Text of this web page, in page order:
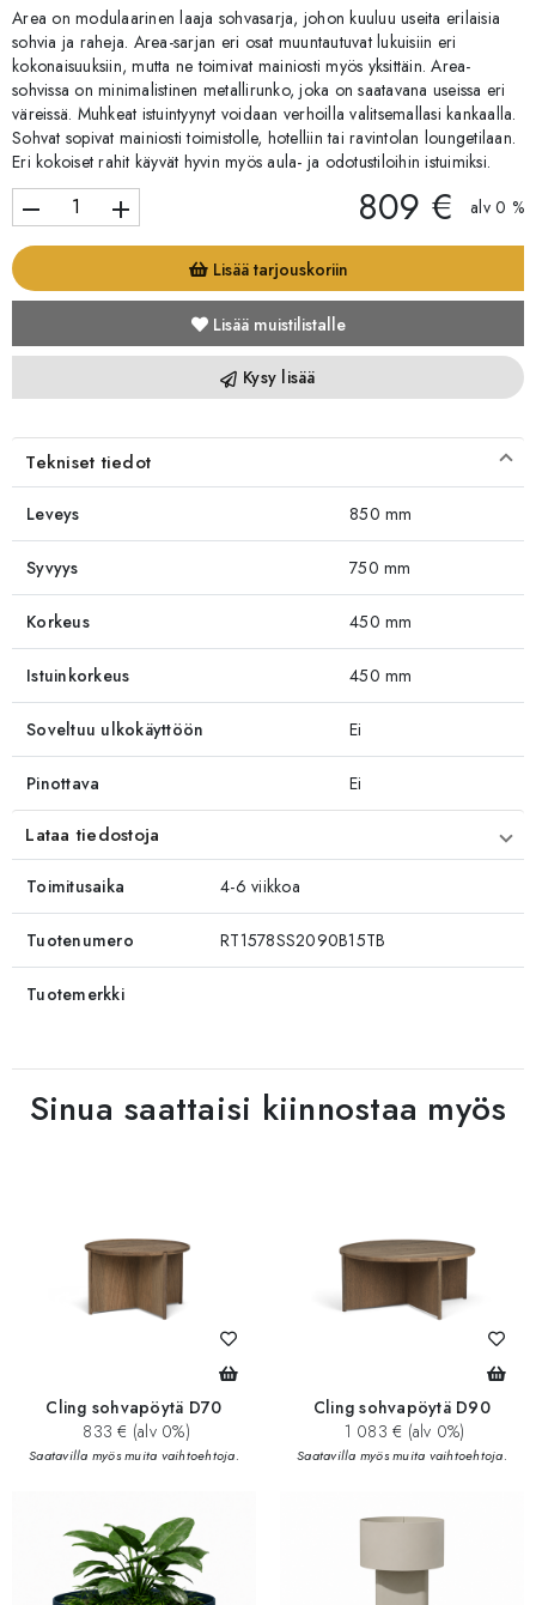
Area on modulaarinen laaja sohvasarja, johon kuuluu useita erilaisia
sohvia ja raheja. Area-sarjan eri osat muuntautuvat lukuisiin eri
kokonaisuuksiin, mutta ne toimivat mainiosti myös yksittäin. Area-
sohvissa on minimalistinen metallirunko, joka on saatavana useissa eri
väreissä. Muhkeat istuintyynyt voidaan verhoilla valitsemallasi kankaalla.
Sohvat sopivat mainiosti toimistolle, hotelliin tai ravintolan loungetilaan.
Eri kokoiset rahit käyvät hyvin myös aula- ja odotustiloihin istuimiksi.
remove add 809 € alv 0 %
Lisää tarjouskoriin
Lisää muistilistalle
Kysy lisää
Tekniset tiedot
Leveys 850 mm
Syvyys 750 mm
Korkeus 450 mm
Istuinkorkeus 450 mm
Soveltuu ulkokäyttöön Ei
Pinottava Ei
Lataa tiedostoja
Toimitusaika 4-6 viikkoa
Tuotenumero RT1578SS2090B15TB
Tuotemerkki
Sinua saattaisi kiinnostaa myös
Cling sohvapöytä D70
833 € (alv 0%)
Saatavilla myös muita vaihtoehtoja.
Cling sohvapöytä D90
1 083 € (alv 0%)
Saatavilla myös muita vaihtoehtoja.